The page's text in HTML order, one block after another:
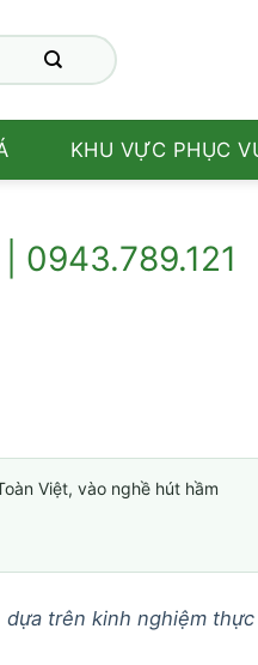
KHU VỰC PHỤC
0943.789.121
Việt, vào nghề hút hầm
trên kinh nghiệm thực